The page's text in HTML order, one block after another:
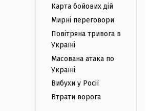
Карта бойових дій
Мирні переговори
Повітряна тривога в
Україні
Масована атака по
Україні
Вибухи у Росії
Втрати ворога